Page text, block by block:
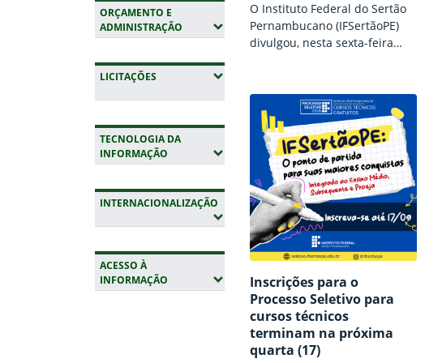
ORÇAMENTO E
ADMINISTRAÇÃO (EXPANDIR SUBMENUS)
LICITAÇÕES (EXPANDIR SUBMENUS)
TECNOLOGIA DA
INFORMAÇÃO (EXPANDIR SUBMENUS)
INTERNACIONALIZAÇÃO
ACESSO À
INFORMAÇÃO (EXPANDIR SUBMENUS)
O Instituto Federal do Sertão
Pernambucano (IFSertãoPE)
divulgou, nesta sexta-feira
candidatos inscritos no
Processo Seletivo de
estudantes para ingresso nos
cursos técnicos da instituição,
referentes ao ano letivo de
2026 (PS 2026). Para acessar o
resultado, o estudante deve
acessar o Portal do Candidato,
com o CPF e a senha…
Inscrições para o
Processo Seletivo para
cursos técnicos
terminam na próxima
quarta (17)